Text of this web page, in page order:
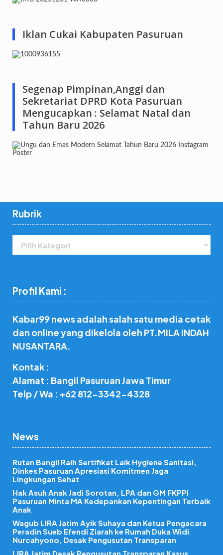
Iklan Cukai Kabupaten Pasuruan
Segenap Pimpinan,Anggi dan
Sekretariat DPRD Kota Pasuruan
Mengucapkan : Selamat Natal dan
Tahun Baru 2026
Rubrik
Profil Kami :
Kabar99 news adalah salah satu media cetak
dan online yang dikelola oleh PT.MILA INDAH
NUSANTARA.
Kontak :
Alamat : Bangil Pasuruan Jawa Timur
Telp / Wa : +62 812-3342-4328
News
Rutan Bangil Raih Sertifikat Laik Hygiene Sanitasi,
Dinkes Pasuruan Apresiasi Komitmen Jaga
Lingkungan Sehat
Hak Asuh Anak Jadi Sorotan, LPA dan GM FKPPI
Pasuruan Minta MA Kedepankan Kepentingan Terbaik
Anak
Wagub LIRA Jatim Ayik Suhaya dan Ketua Pengacara
Peradin Sueb Efendi Ziarah ke Rumah Duka Widi
Nurcahyono, Desak Pengusutan Transparan